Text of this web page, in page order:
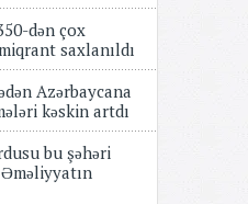
dən çox
saxlanıldı
Azərbaycana
kəskin artdı
bu şəhəri